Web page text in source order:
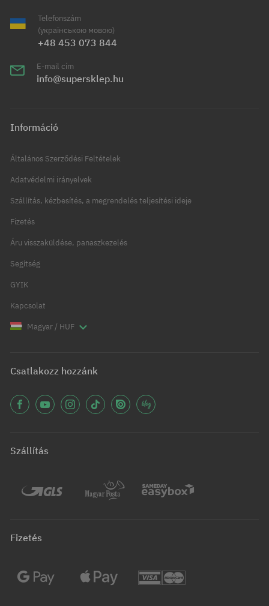
Telefonszám
(українською мовою)
+48 453 073 844
E-mail cím
info@supersklep.hu
Információ
Általános Szerződési Feltételek
Adatvédelmi irányelvek
Szállítás, kézbesítés, a megrendelés teljesítési ideje
Fizetés
Áru visszaküldése, panaszkezelés
Segítség
GYIK
Kapcsolat
Magyar / HUF
Csatlakozz hozzánk
Szállítás
Fizetés